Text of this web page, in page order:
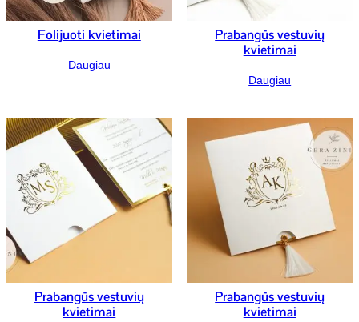
Folijuoti kvietimai
Daugiau
Prabangūs vestuvių
kvietimai
Daugiau
Prabangūs vestuvių
kvietimai
Prabangūs vestuvių
kvietimai